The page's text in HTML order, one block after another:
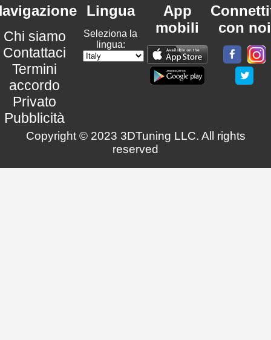
Chi siamo
Contattaci
Termini
accordo
Privato
Pubblicità
Lingua
Seleziona la
lingua:
App
mobili
con noi
Copyright © 2023 3DTuning LLC. All rights
reserved